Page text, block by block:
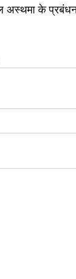
अस्थमा के